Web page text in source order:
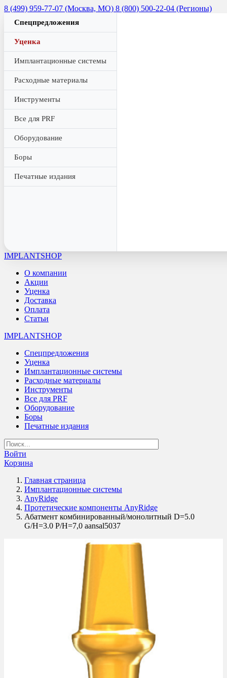
8 (499) 959-77-07 (Москва, МО) 8 (800) 500-22-04 (Регионы)
Спецпредложения
Уценка
Имплантационные системы
Расходные материалы
Инструменты
Все для PRF
Оборудование
Боры
Печатные издания
IMPLANTSHOP
О компании
Акции
Уценка
Доставка
Оплата
Статьи
IMPLANTSHOP
Спецпредложения
Уценка
Имплантационные системы
Расходные материалы
Инструменты
Все для PRF
Оборудование
Боры
Печатные издания
Войти
Корзина
Главная страница
Имплантационные системы
AnyRidge
Протетические компоненты AnyRidge
Абатмент комбинированный/монолитный D=5.0
G/H=3.0 P/H=7,0 aansal5037